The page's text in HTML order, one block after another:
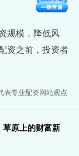
规模，降低风
资之前，投资者
表专业配资网站观点
原上的财富新